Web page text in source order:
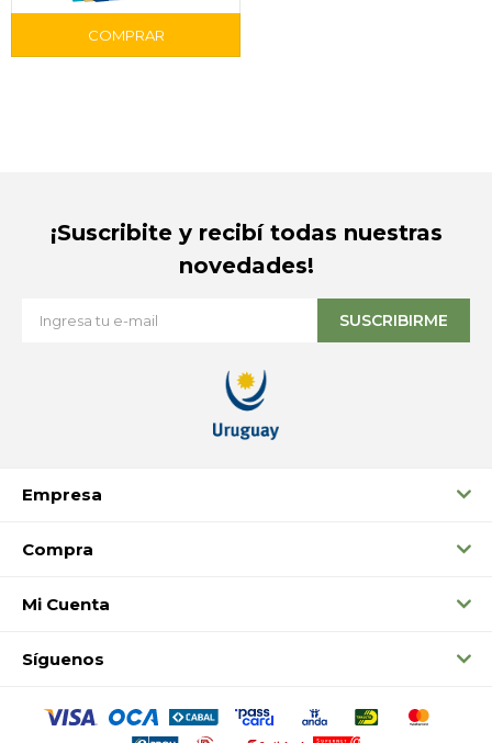
Empresa
Compra
Mi Cuenta
Síguenos
¡Suscribite y recibí todas nuestras
novedades!
SUSCRIBIRME